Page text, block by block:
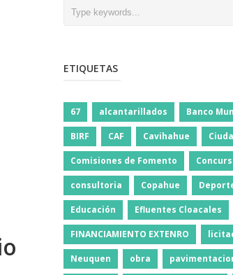
ETIQUETAS
67 alcantarillados Banco
BIRF CAF Cavihahue
Comisiones de Fomento
consultoria Copahue
Educación Efluentes Cloacales
FINANCIAMIENTO EXTENRO
Neuquen obra